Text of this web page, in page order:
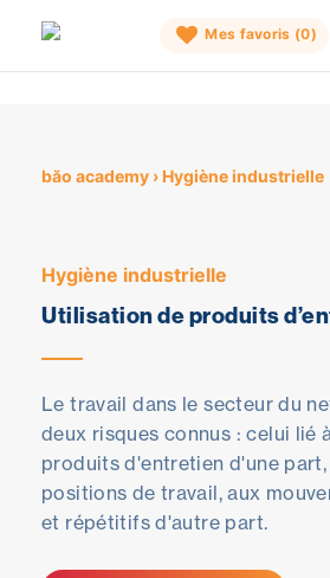
content
Mes favoris (0)
băo academy ›Hygiène industrielle
Hygiène industrielle
Utilisation de produits
Le travail dans le secteur du
deux risques connus : celui lié
produits d'entretien d'une
positions de travail, aux
et répétitifs d'autre part.